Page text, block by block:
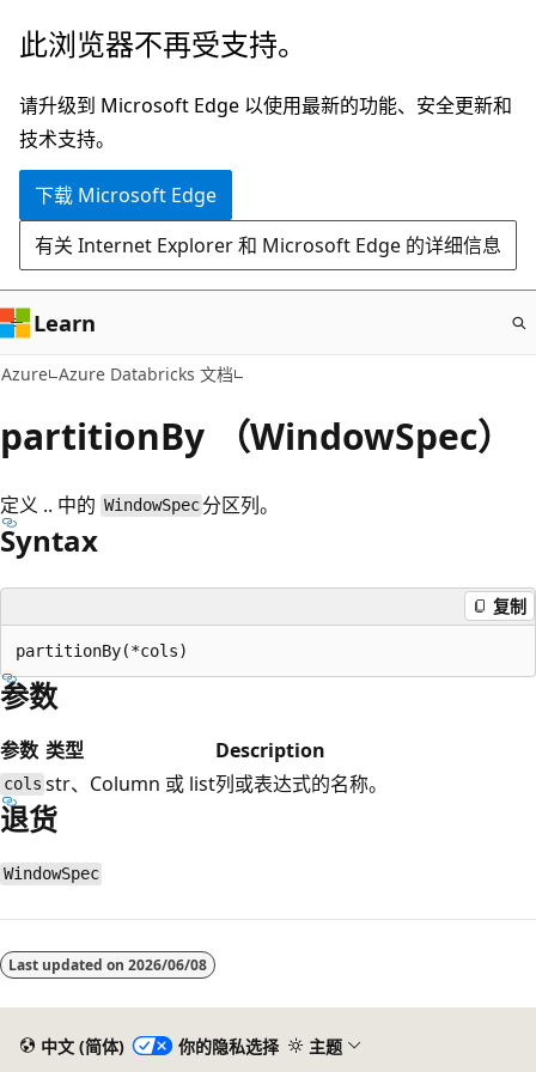
跳
主
要
内
此浏览器不再受支持。
请升级到 Microsoft Edge 以使用最新的功能、安全更新和
技术支持。
下载 Microsoft Edge
有关 Internet Explorer 和 Microsoft Edge 的详细信息
Learn
Azure Azure Databricks 文档
partitionBy （WindowSpec）
定义 .. 中的 WindowSpec 分区列。
Syntax
复制
参数
参数 类型 Description
cols str、Column 或 list列或表达式的名称。
退货
WindowSpec
模
式
Last updated on 2026/06/08
中文 (简体) 你的隐私选择 主题